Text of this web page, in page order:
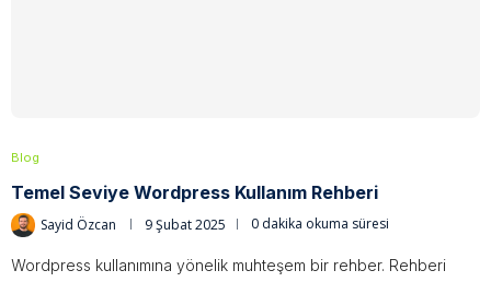
Blog
Temel Seviye Wordpress Kullanım Rehberi
Sayid Özcan 9 Şubat 2025 0 dakika okuma süresi
Wordpress kullanımına yönelik muhteşem bir rehber. Rehberi